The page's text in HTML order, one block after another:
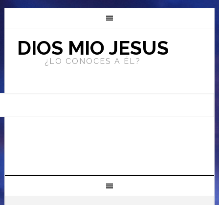
DIOS MIO JESUS
¿LO CONOCES A ÉL?